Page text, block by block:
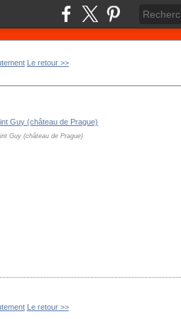
Le retour >>
Guy (château de Prague)
Le retour >>